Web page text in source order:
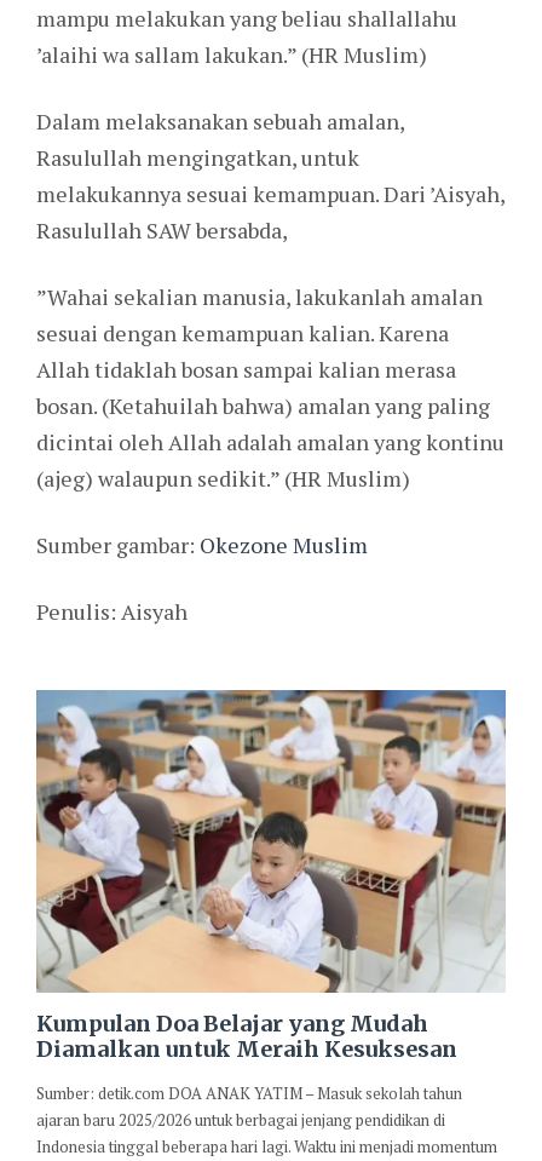
mampu melakukan yang beliau shallallahu
’alaihi wa sallam lakukan.” (HR Muslim)
Dalam melaksanakan sebuah amalan,
Rasulullah mengingatkan, untuk
melakukannya sesuai kemampuan. Dari ’Aisyah,
Rasulullah SAW bersabda,
”Wahai sekalian manusia, lakukanlah amalan
sesuai dengan kemampuan kalian. Karena
Allah tidaklah bosan sampai kalian merasa
bosan. (Ketahuilah bahwa) amalan yang paling
dicintai oleh Allah adalah amalan yang kontinu
(ajeg) walaupun sedikit.” (HR Muslim)
Sumber gambar: Okezone Muslim
Penulis: Aisyah
Kumpulan Doa Belajar yang Mudah
Diamalkan untuk Meraih Kesuksesan
Sumber: detik.com DOA ANAK YATIM – Masuk sekolah tahun
ajaran baru 2025/2026 untuk berbagai jenjang pendidikan di
Indonesia tinggal beberapa hari lagi. Waktu ini menjadi momentum